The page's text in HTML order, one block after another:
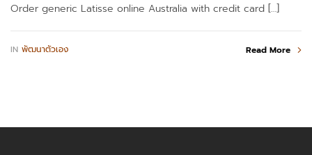
Order generic Latisse online Australia with credit card […]
IN พัฒนาตัวเอง Read More